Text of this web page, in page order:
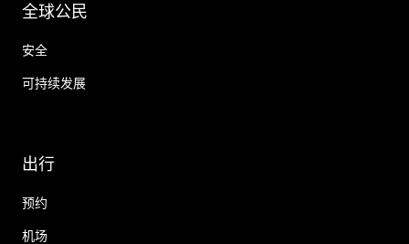
全球公民
安全
可持续发展
出行
预约
机场